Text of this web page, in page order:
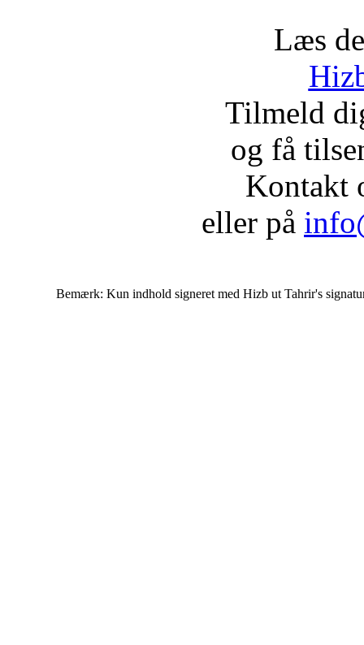
Læs
Tilmeld
og få
Kontakt
eller på
Bemærk: Kun indhold signeret med Hizb ut Tahrir's